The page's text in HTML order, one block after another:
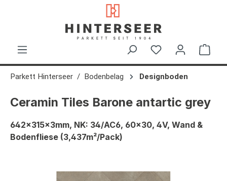
Parkett Hinterseer Bodenbelag Designboden
Ceramin Tiles Barone antartic grey
642x315x3mm, NK: 34/AC6, 60x30, 4V, Wand &
Bodenfliese (3,437m²/Pack)